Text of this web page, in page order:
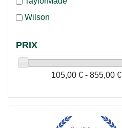
Wilson
PRIX
105,00 € - 855,00 €